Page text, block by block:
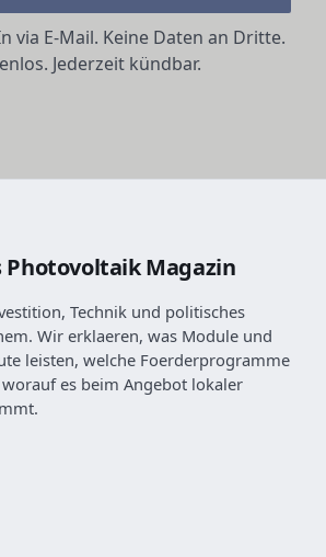
via E-Mail. Keine Daten an Dritte.
Jederzeit kündbar.
Photovoltaik Magazin
Technik und politisches
Wir erklaeren, was Module und
leisten, welche Foerderprogramme
es beim Angebot lokaler